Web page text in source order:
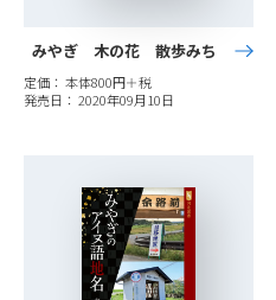
みやぎ 木の花 散歩みち
定価： 本体800円＋税
発売日： 2020年09月10日